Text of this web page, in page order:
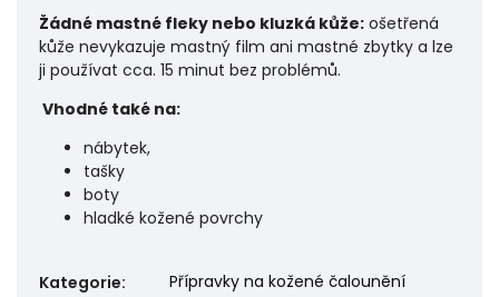
Žádné mastné fleky nebo kluzká kůže: ošetřená
kůže nevykazuje mastný film ani mastné zbytky a lze
ji používat cca. 15 minut bez problémů.
Vhodné také na:
nábytek,
tašky
boty
hladké kožené povrchy
Kategorie: Přípravky na kožené čalounění